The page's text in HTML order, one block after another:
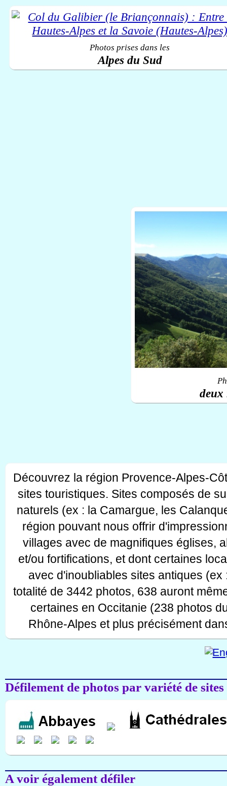
Photos prises dans les
Alpes du Sud
deux
Découvrez la région Provence-Alpes-
sites touristiques. Sites composés de
naturels (ex : la Camargue, les
région pouvant nous offrir
villages avec de magnifiques églises,
et/ou fortifications, et dont certaines
avec d'inoubliables sites antiques
totalité de 3442 photos, 638 auront
certaines en Occitanie (238 photos
Rhône-Alpes et plus précisément
Défilement de photos par variété de
A voir également défiler